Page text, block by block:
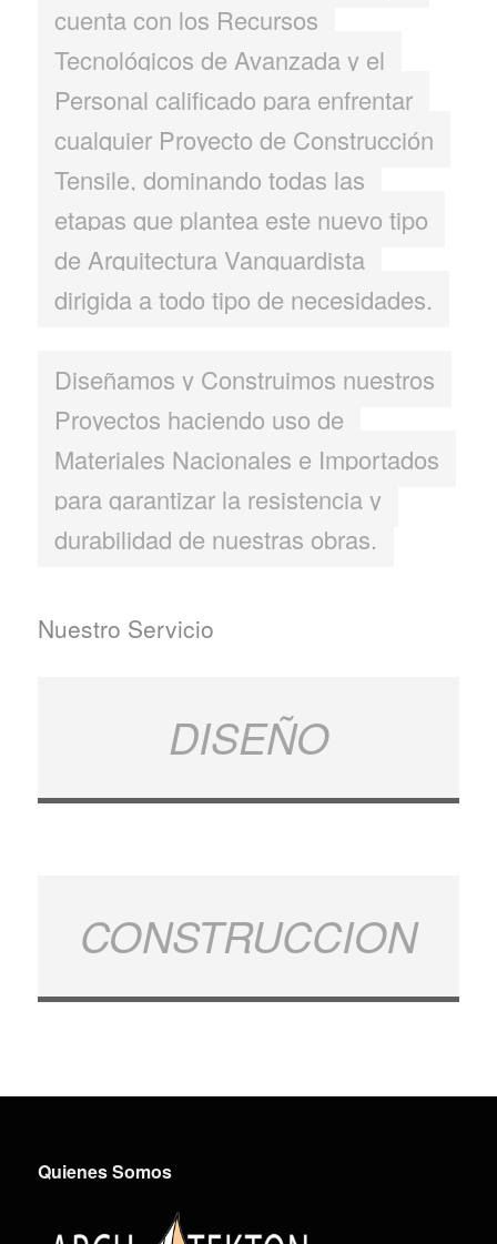
cuenta con los Recursos
Tecnológicos de Avanzada y el
Personal calificado para enfrentar
cualquier Proyecto de Construcción
Tensile, dominando todas las
etapas que plantea este nuevo tipo
de Arquitectura Vanguardista
dirigida a todo tipo de necesidades.
Diseñamos y Construimos nuestros
Proyectos haciendo uso de
Materiales Nacionales e Importados
para garantizar la resistencia y
durabilidad de nuestras obras.
Nuestro Servicio
DISEÑO
CONSTRUCCION
Quienes Somos